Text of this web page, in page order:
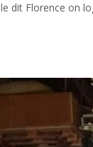
dit Florence on